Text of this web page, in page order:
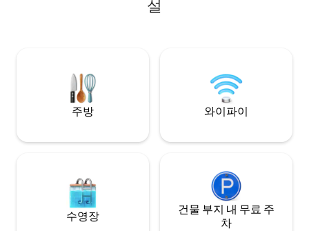
or exploring the nearby ancient
luxury feels during your city trip to
Marrakech.
설
주방 와이파이
수영장
건물 부지 내 무료 주
차